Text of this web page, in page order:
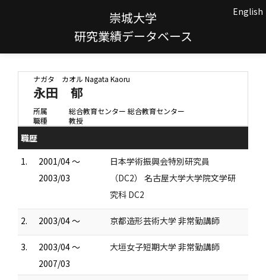
崇城大学
研究業績データベース
English
ナガタ カオル Nagata Kaoru
永田 郁
所属
総合教育センター 総合教育センター
職種
教授
職歴
1.
2001/04 ～
2003/03
日本学術振興会特別研究員
（DC2） 名古屋大学大学院文学研
究科 DC2
2. 2003/04 ～ 京都造形芸術大学 非常勤講師
3.
2003/04 ～
2007/03
大垣女子短期大学 非常勤講師